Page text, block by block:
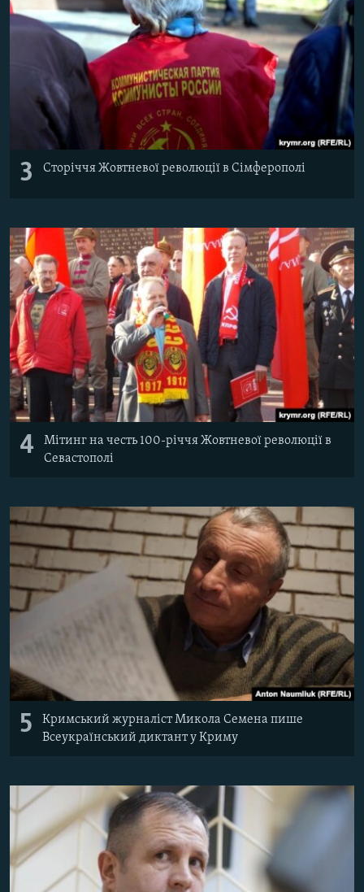
3 Сторіччя Жовтневої революції в Сімферополі
4
Мітинг на честь 100-річчя Жовтневої революції в
Севастополі
5
Кримський журналіст Микола Семена пише
Всеукраїнський диктант у Криму